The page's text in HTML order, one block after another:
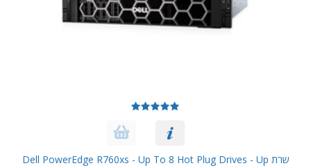
שרת Dell PowerEdge R760xs - Up To 8 Hot Plug Drives - Up